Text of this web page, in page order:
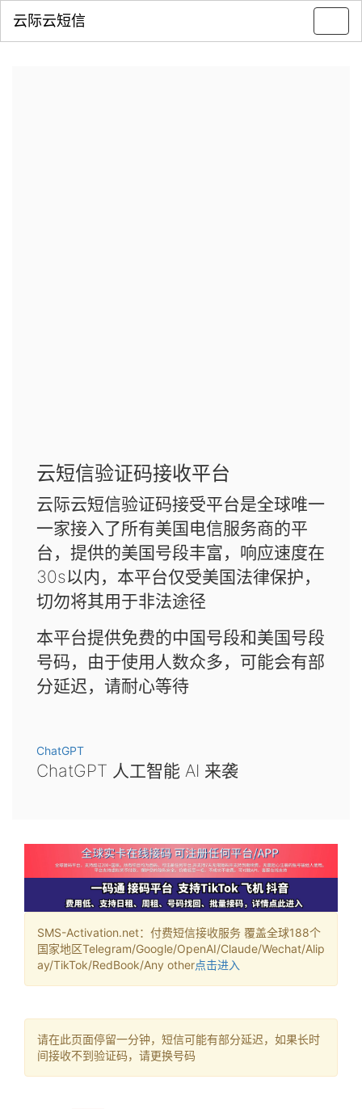
云际云短信
云短信验证码接收平台
云际云短信验证码接受平台是全球唯一
一家接入了所有美国电信服务商的平
台，提供的美国号段丰富，响应速度在
30s以内，本平台仅受美国法律保护，
切勿将其用于非法途径
本平台提供免费的中国号段和美国号段
号码，由于使用人数众多，可能会有部
分延迟，请耐心等待
ChatGPT
ChatGPT 人工智能 AI 来袭
SMS-Activation.net：付费短信接收服务 覆盖全球188个
国家地区Telegram/Google/OpenAI/Claude/Wechat/Alip
ay/TikTok/RedBook/Any other点击进入
请在此页面停留一分钟，短信可能有部分延迟，如果长时
间接收不到验证码，请更换号码